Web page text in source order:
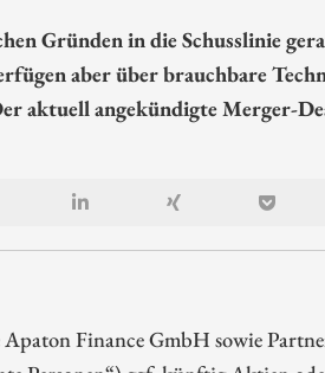
Gründen in die Schusslinie
aber über brauchbare
aktuell angekündigte Merger-
Finance GmbH sowie